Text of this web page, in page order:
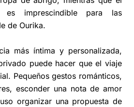
es imprescindible para las
de Ourika.
más íntima y personalizada,
puede hacer que el viaje
Pequeños gestos románticos,
esconder una nota de amor
organizar una propuesta de